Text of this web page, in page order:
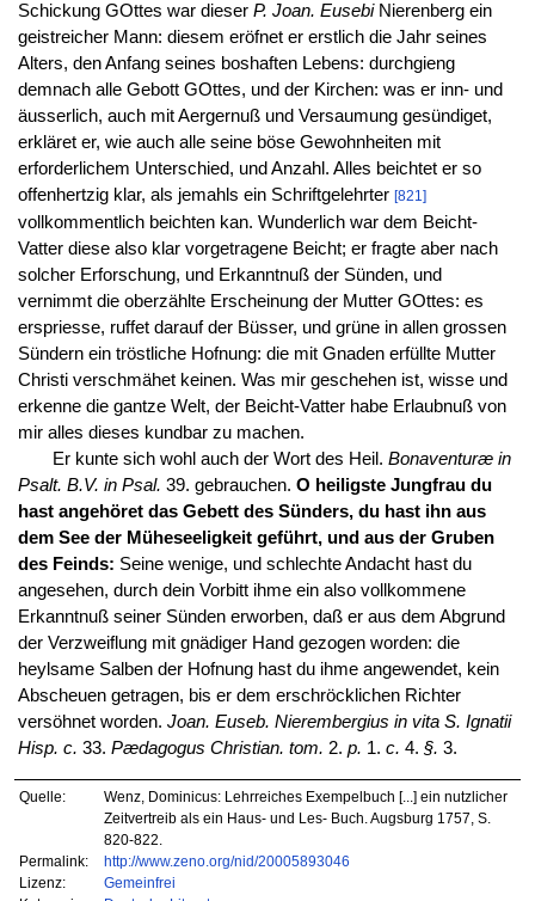
Schickung GOttes war dieser P. Joan. EusebiNierenberg ein
geistreicher Mann: diesem eröfnet er erstlich die Jahr seines
Alters, den Anfang seines boshaften Lebens: durchgieng
demnach alle Gebott GOttes, und der Kirchen: was er inn- und
äusserlich, auch mit Aergernuß und Versaumung gesündiget,
erkläret er, wie auch alle seine böse Gewohnheiten mit
erforderlichem Unterschied, und Anzahl. Alles beichtet er so
offenhertzig klar, als jemahls ein Schriftgelehrter [821]
vollkommentlich beichten kan. Wunderlich war dem Beicht-
Vatter diese also klar vorgetragene Beicht; er fragte aber nach
solcher Erforschung, und Erkanntnuß der Sünden, und
vernimmt die oberzählte Erscheinung der Mutter GOttes: es
erspriesse, ruffet darauf der Büsser, und grüne in allen grossen
Sündern ein tröstliche Hofnung: die mit Gnaden erfüllte Mutter
Christi verschmähet keinen. Was mir geschehen ist, wisse und
erkenne die gantze Welt, der Beicht-Vatter habe Erlaubnuß von
mir alles dieses kundbar zu machen.
Er kunte sich wohl auch der Wort des Heil. Bonaventuræ in
Psalt. B.V. in Psal. 39. gebrauchen. O heiligste Jungfrau du
hast angehöret das Gebett des Sünders, du hast ihn aus
dem See der Müheseeligkeit geführt, und aus der Gruben
des Feinds: Seine wenige, und schlechte Andacht hast du
angesehen, durch dein Vorbitt ihme ein also vollkommene
Erkanntnuß seiner Sünden erworben, daß er aus dem Abgrund
der Verzweiflung mit gnädiger Hand gezogen worden: die
heylsame Salben der Hofnung hast du ihme angewendet, kein
Abscheuen getragen, bis er dem erschröcklichen Richter
versöhnet worden. Joan. Euseb. Nierembergius in vita S. Ignatii
Hisp. c. 33. Pædagogus Christian. tom. 2. p. 1. c. 4. §. 3.
Quelle:
Wenz, Dominicus: Lehrreiches Exempelbuch [...] ein nutzlicher
Zeitvertreib als ein Haus- und Les- Buch. Augsburg 1757, S.
820-822.
Permalink:
http://www.zeno.org/nid/20005893046
Lizenz:
Gemeinfrei